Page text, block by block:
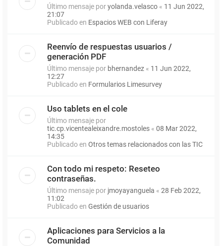
Último mensaje poryolanda.velasco « 11 Jun 2022,
21:07
Publicado en Espacios WEB con Liferay
Reenvío de respuestas usuarios /
generación PDF
Último mensaje por bhernandez « 11 Jun 2022,
12:27
Publicado en Formularios Limesurvey
Uso tablets en el cole
Último mensaje por
tic.cp.vicentealeixandre.mostoles « 08 Mar 2022,
14:35
Publicado en Otros temas relacionados con las TIC
Con todo mi respeto: Reseteo
contraseñas.
Último mensaje por jmoyayanguela « 28 Feb 2022,
11:02
Publicado en Gestión de usuarios
Aplicaciones para Servicios a la
Comunidad